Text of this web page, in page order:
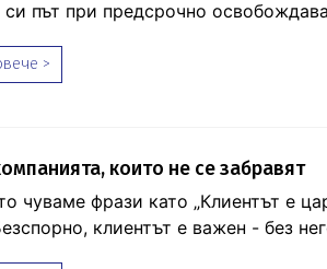
си път при предсрочно
>
които не се забравят
чуваме фрази като „Клиентът е
клиентът е важен - без